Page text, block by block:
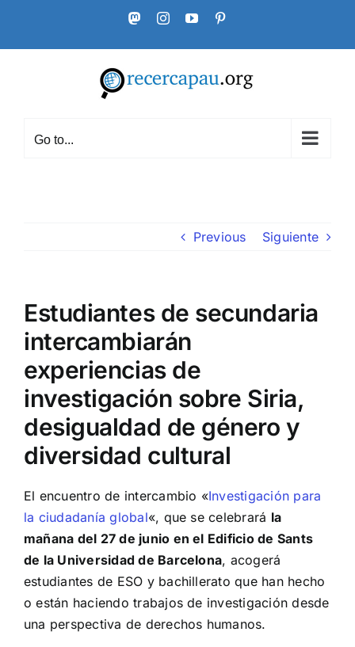
content
MastodonInstagram
YouTube
Go to...
Previous Siguiente
Estudiantes de secundaria
intercambiarán
experiencias de
investigación sobre Siria,
desigualdad de género y
diversidad cultural
El encuentro de intercambio «Investigación para
la ciudadanía global«, que se celebrará la
mañana del 27 de junio en el Edificio de Sants
de la Universidad de Barcelona, acogerá
estudiantes de ESO y bachillerato que han hecho
o están haciendo trabajos de investigación desde
una perspectiva de derechos humanos.